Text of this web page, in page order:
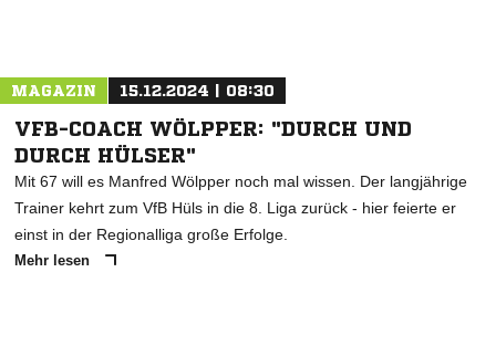
MAGAZIN 15.12.2024 | 08:30
VFB-COACH WÖLPPER: "DURCH UND
DURCH HÜLSER"
Mit 67 will es Manfred Wölpper noch mal wissen. Der langjährige
Trainer kehrt zum VfB Hüls in die 8. Liga zurück - hier feierte er
einst in der Regionalliga große Erfolge.
Mehr lesen